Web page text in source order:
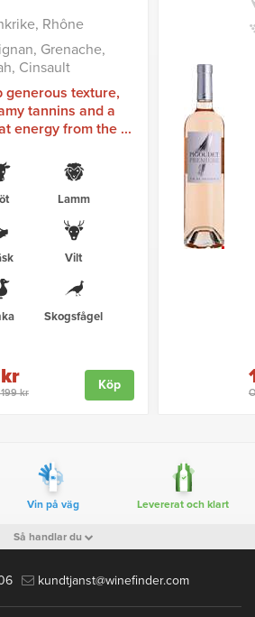
Rhône
Grenache,
Cinsault
generous texture,
tannins and a
energy from the ...
Lamm
Vilt
Skogsfågel
kr
Köp
Vin på väg Levererat och klart
Så handlar du
kundtjanst@winefinder.com